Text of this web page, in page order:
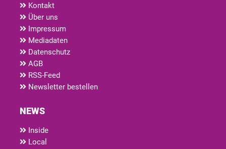
Kontakt
Über uns
Impressum
Mediadaten
Datenschutz
AGB
RSS-Feed
Newsletter bestellen
NEWS
Inside
Local